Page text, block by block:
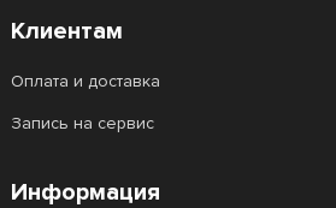
Клиентам
Оплата и доставка
Запись на сервис
Информация